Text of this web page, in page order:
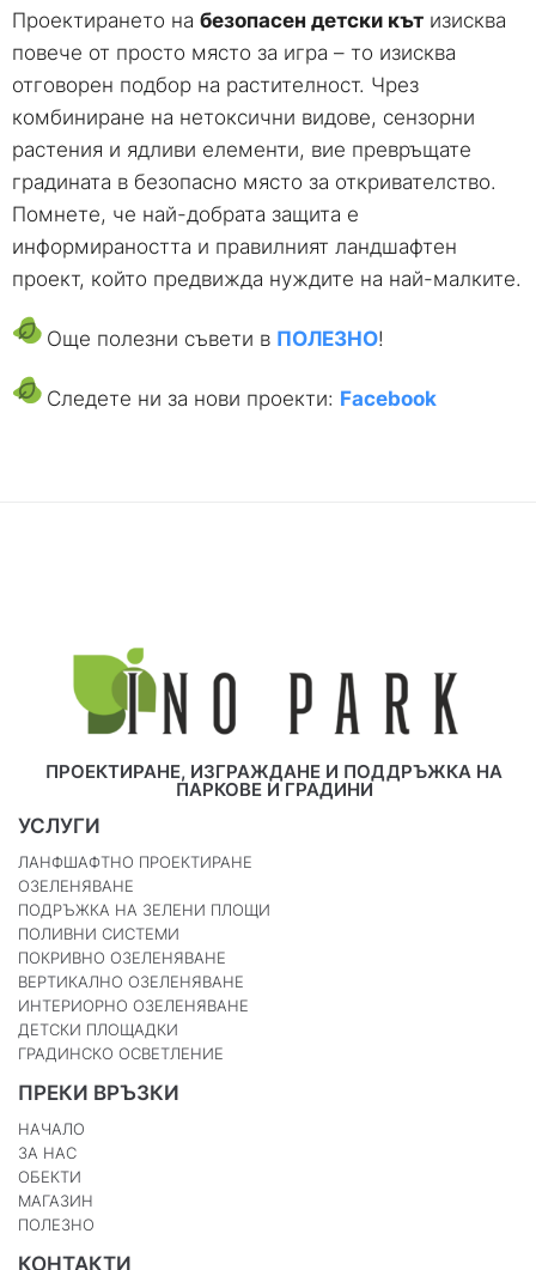
Проектирането на безопасен детски кът изисква
повече от просто място за игра – то изисква
отговорен подбор на растителност. Чрез
комбиниране на нетоксични видове, сензорни
растения и ядливи елементи, вие превръщате
градината в безопасно място за откривателство.
Помнете, че най-добрата защита е
информираността и правилният ландшафтен
проект, който предвижда нуждите на най-малките.
Още полезни съвети в ПОЛЕЗНО!
Следете ни за нови проекти: Facebook
ПРОЕКТИРАНЕ, ИЗГРАЖДАНЕ И ПОДДРЪЖКА НА
ПАРКОВЕ И ГРАДИНИ
УСЛУГИ
ЛАНФШАФТНО ПРОЕКТИРАНЕ
ОЗЕЛЕНЯВАНЕ
ПОДРЪЖКА НА ЗЕЛЕНИ ПЛОЩИ
ПОЛИВНИ СИСТЕМИ
ПОКРИВНО ОЗЕЛЕНЯВАНЕ
ВЕРТИКАЛНО ОЗЕЛЕНЯВАНЕ
ИНТЕРИОРНО ОЗЕЛЕНЯВАНЕ
ДЕТСКИ ПЛОЩАДКИ
ГРАДИНСКО ОСВЕТЛЕНИЕ
ПРЕКИ ВРЪЗКИ
НАЧАЛО
ЗА НАС
ОБЕКТИ
МАГАЗИН
ПОЛЕЗНО
КОНТАКТИ